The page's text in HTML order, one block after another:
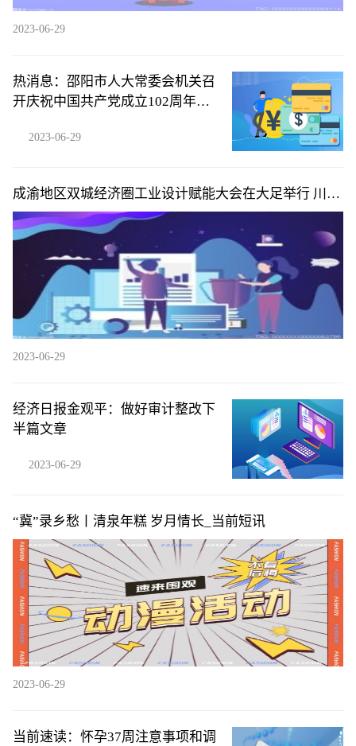
2023-06-29
热消息：邵阳市人大常委会机关召
开庆祝中国共产党成立102周年暨
2023-06-29
成渝地区双城经济圈工业设计赋能大会在大足举行 川渝
携手点燃工业增长新动力-全球观察
2023-06-29
经济日报金观平：做好审计整改下
半篇文章
2023-06-29
“冀”录乡愁丨清泉年糕 岁月情长_当前短讯
2023-06-29
当前速读：怀孕37周注意事项和调